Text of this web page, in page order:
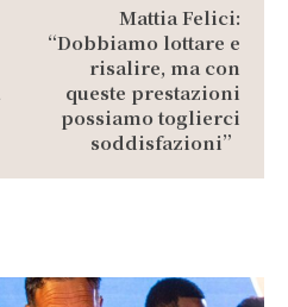
Mattia Felici:
“Dobbiamo lottare e
risalire, ma con
queste prestazioni
possiamo toglierci
soddisfazioni”